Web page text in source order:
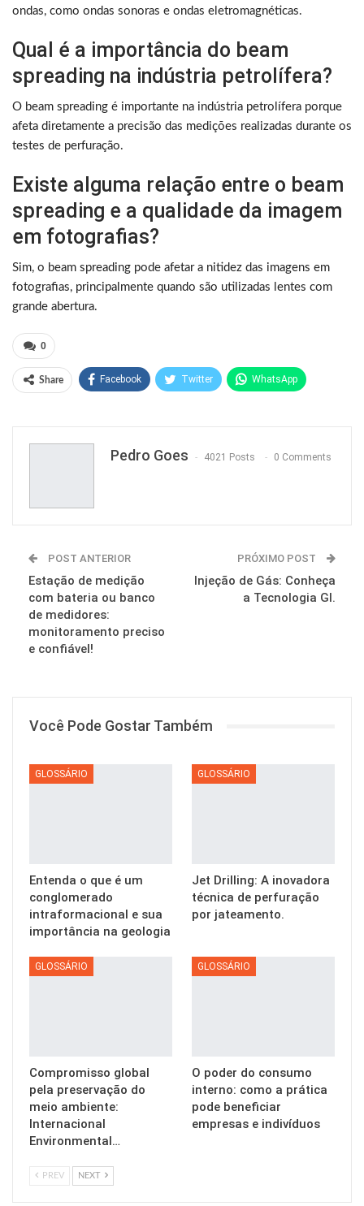
ondas, como ondas sonoras e ondas eletromagnéticas.
Qual é a importância do beam
spreading na indústria petrolífera?
O beam spreading é importante na indústria petrolífera porque
afeta diretamente a precisão das medições realizadas durante os
testes de perfuração.
Existe alguma relação entre o beam
spreading e a qualidade da imagem
em fotografias?
Sim, o beam spreading pode afetar a nitidez das imagens em
fotografias, principalmente quando são utilizadas lentes com
grande abertura.
0
Share Facebook Twitter WhatsApp
Pedro Goes 4021 Posts 0 Comments
POST ANTERIOR
Estação de medição
com bateria ou banco
de medidores:
monitoramento preciso
e confiável!
PRÓXIMO POST
Injeção de Gás: Conheça
a Tecnologia GI.
Você Pode Gostar Também
GLOSSÁRIO
Entenda o que é um
conglomerado
intraformacional e sua
importância na geologia
GLOSSÁRIO
Jet Drilling: A inovadora
técnica de perfuração
por jateamento.
GLOSSÁRIO
Compromisso global
pela preservação do
meio ambiente:
Internacional
Environmental…
GLOSSÁRIO
O poder do consumo
interno: como a prática
pode beneficiar
empresas e indivíduos
PREV NEXT